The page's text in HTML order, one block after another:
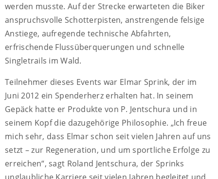
werden musste. Auf der Strecke erwarteten die Biker
anspruchsvolle Schotterpisten, anstrengende felsige
Anstiege, aufregende technische Abfahrten,
erfrischende Flussüberquerungen und schnelle
Singletrails im Wald.
Teilnehmer dieses Events war Elmar Sprink, der im
Juni 2012 ein Spenderherz erhalten hat. In seinem
Gepäck hatte er Produkte von P. Jentschura und in
seinem Kopf die dazugehörige Philosophie. „Ich freue
mich sehr, dass Elmar schon seit vielen Jahren auf uns
setzt – zur Regeneration, und um sportliche Erfolge zu
erreichen“, sagt Roland Jentschura, der Sprinks